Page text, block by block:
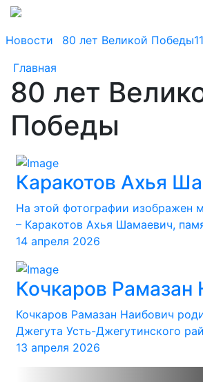
Новости 80 лет Великой Победы11
Главная
80 лет
Победы
Каракотов Ахья
На этой фотографии изображен
– Каракотов Ахья Шамаевич,
14 апреля 2026
Кочкаров Рамазан
Кочкаров Рамазан Наибович
Джегута Усть-Джегутинского
13 апреля 2026